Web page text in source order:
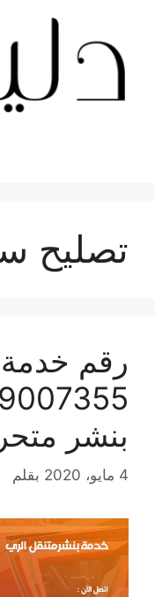
المحتوى
تصليح
رقم
بنشر
4 مايو، 2020 بقلم